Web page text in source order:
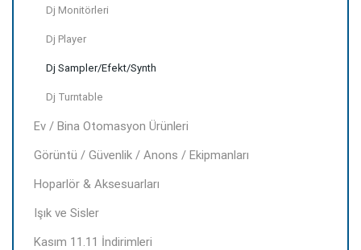
Dj Monitörleri
Dj Player
Dj Sampler/Efekt/Synth
Dj Turntable
Ev / Bina Otomasyon Ürünleri
Görüntü / Güvenlik / Anons / Ekipmanları
Hoparlör & Aksesuarları
Işık ve Sisler
Kasım 11.11 İndirimleri